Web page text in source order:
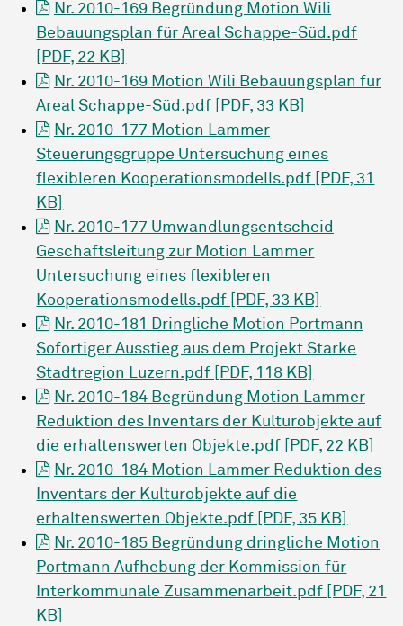
Nr. 2010-169 Begründung Motion Wili
Bebauungsplan für Areal Schappe-Süd.pdf
[PDF, 22 KB]
Nr. 2010-169 Motion Wili Bebauungsplan für
Areal Schappe-Süd.pdf [PDF, 33 KB]
Nr. 2010-177 Motion Lammer
Steuerungsgruppe Untersuchung eines
flexibleren Kooperationsmodells.pdf [PDF, 31
KB]
Nr. 2010-177 Umwandlungsentscheid
Geschäftsleitung zur Motion Lammer
Untersuchung eines flexibleren
Kooperationsmodells.pdf [PDF, 33 KB]
Nr. 2010-181 Dringliche Motion Portmann
Sofortiger Ausstieg aus dem Projekt Starke
Stadtregion Luzern.pdf [PDF, 118 KB]
Nr. 2010-184 Begründung Motion Lammer
Reduktion des Inventars der Kulturobjekte auf
die erhaltenswerten Objekte.pdf [PDF, 22 KB]
Nr. 2010-184 Motion Lammer Reduktion des
Inventars der Kulturobjekte auf die
erhaltenswerten Objekte.pdf [PDF, 35 KB]
Nr. 2010-185 Begründung dringliche Motion
Portmann Aufhebung der Kommission für
Interkommunale Zusammenarbeit.pdf [PDF, 21
KB]